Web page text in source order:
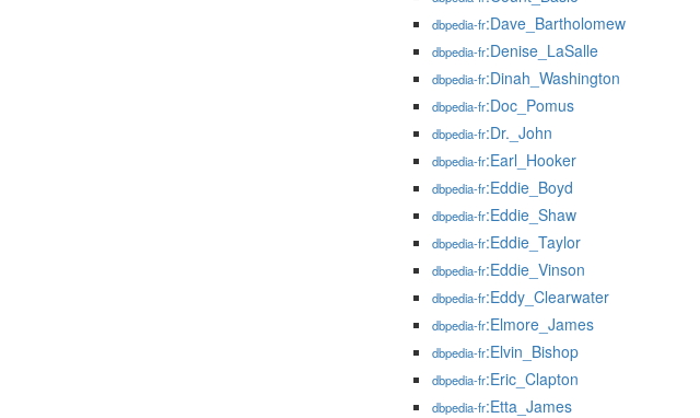
dbpedia-fr:Dave_Bartholomew
dbpedia-fr:Denise_LaSalle
dbpedia-fr:Dinah_Washington
dbpedia-fr:Doc_Pomus
dbpedia-fr:Dr._John
dbpedia-fr:Earl_Hooker
dbpedia-fr:Eddie_Boyd
dbpedia-fr:Eddie_Shaw
dbpedia-fr:Eddie_Taylor
dbpedia-fr:Eddie_Vinson
dbpedia-fr:Eddy_Clearwater
dbpedia-fr:Elmore_James
dbpedia-fr:Elvin_Bishop
dbpedia-fr:Eric_Clapton
dbpedia-fr:Etta_James